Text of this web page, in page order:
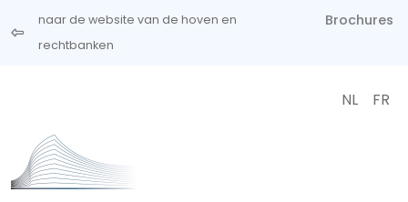
Overslaan en naar de inhoud gaan
naar de website van de hoven en
rechtbanken
Brochures
NL FR